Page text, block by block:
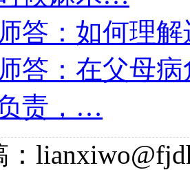
答：如何理
答：在父母
责，…